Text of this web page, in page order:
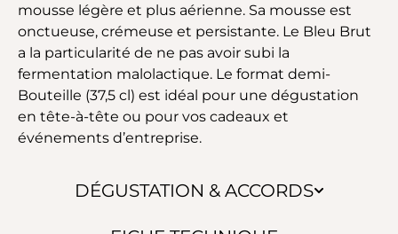
DÉGUSTATION & ACCORDS
mousse légère et plus aérienne. Sa mousse est
onctueuse, crémeuse et persistante. Le Bleu Brut
a la particularité de ne pas avoir subi la
fermentation malolactique. Le format demi-
Bouteille (37,5 cl) est idéal pour une dégustation
en tête-à-tête ou pour vos cadeaux et
événements d’entreprise.